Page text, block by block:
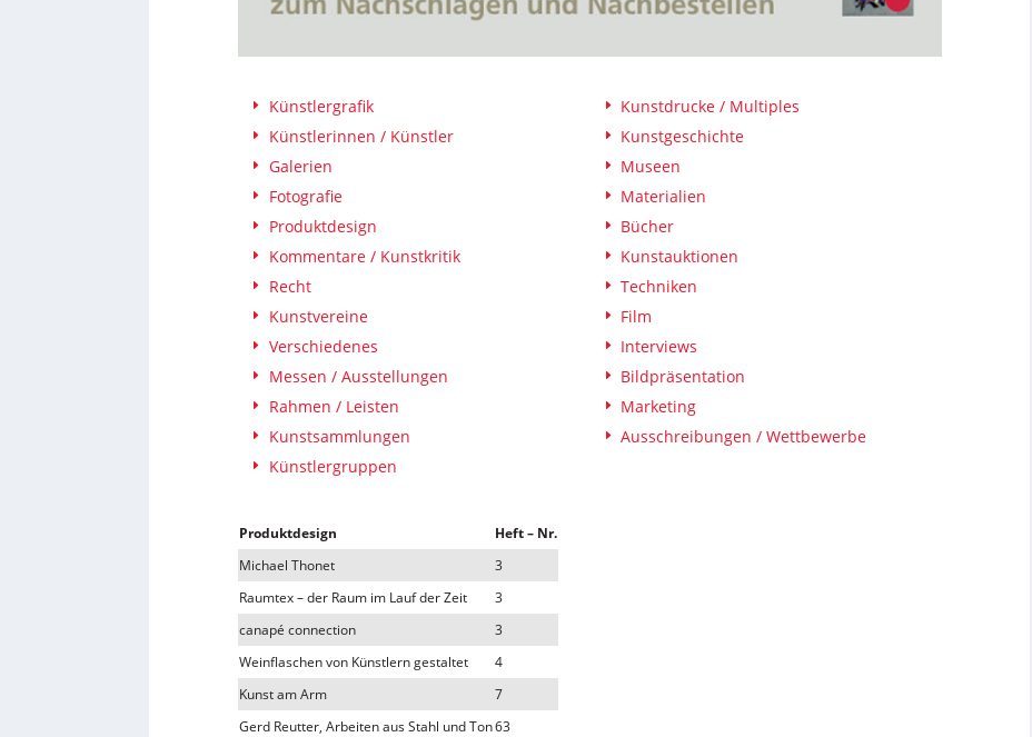
Künstlergrafik
Künstlerinnen / Künstler
Galerien
Fotografie
Produktdesign
Kommentare / Kunstkritik
Recht
Kunstvereine
Verschiedenes
Messen / Ausstellungen
Rahmen / Leisten
Kunstsammlungen
Künstlergruppen
Kunstdrucke / Multiples
Kunstgeschichte
Museen
Materialien
Bücher
Kunstauktionen
Techniken
Film
Interviews
Bildpräsentation
Marketing
Ausschreibungen / Wettbewerbe
Produktdesign
Heft – Nr.
Michael Thonet
3
Raumtex – der Raum im Lauf der Zeit
3
canapé connection
3
Weinflaschen von Künstlern gestaltet
4
Kunst am Arm
7
Gerd Reutter, Arbeiten aus Stahl und Ton63